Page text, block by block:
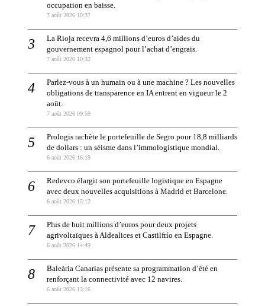
occupation en baisse.
7 août 2026 10:37
La Rioja recevra 4,6 millions d’euros d’aides du
gouvernement espagnol pour l’achat d’engrais.
7 août 2026 10:32
Parlez-vous à un humain ou à une machine ? Les nouvelles
obligations de transparence en IA entrent en vigueur le 2
août.
7 août 2026 09:59
Prologis rachète le portefeuille de Segro pour 18,8 milliards
de dollars : un séisme dans l’immologistique mondial.
6 août 2026 16:19
Redevco élargit son portefeuille logistique en Espagne
avec deux nouvelles acquisitions à Madrid et Barcelone.
6 août 2026 15:12
Plus de huit millions d’euros pour deux projets
agrivoltaïques à Aldealices et Castilfrío en Espagne.
6 août 2026 14:49
Baleària Canarias présente sa programmation d’été en
renforçant la connectivité avec 12 navires.
6 août 2026 13:16